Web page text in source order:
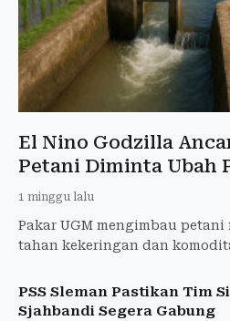
El Nino Godzilla
Petani Diminta Ubah
1 minggu lalu
Pakar UGM mengimbau
tahan kekeringan dan
PSS Sleman Pastikan Tim
Sjahbandi Segera Gabung